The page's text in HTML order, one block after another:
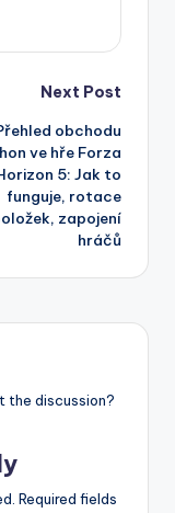
Next Post
obchodu
ve hře Forza
5: Jak to
funguje, rotace
zapojení
hráčů
the discussion?
Required fields